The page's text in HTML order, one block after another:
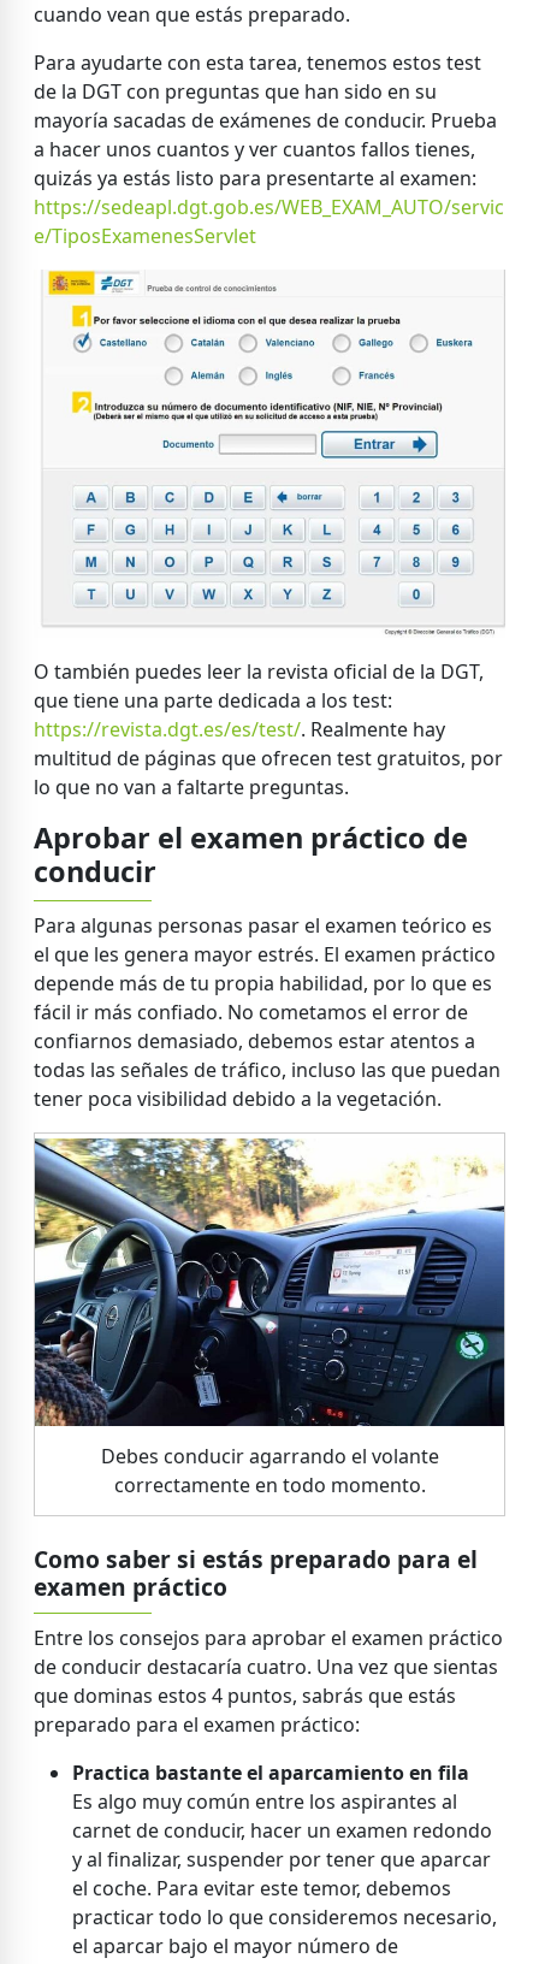
cuando vean que estás preparado.
Para ayudarte con esta tarea, tenemos estos test
de la DGT con preguntas que han sido en su
mayoría sacadas de exámenes de conducir. Prueba
a hacer unos cuantos y ver cuantos fallos tienes,
quizás ya estás listo para presentarte al examen:
https://sedeapl.dgt.gob.es/WEB_EXAM_AUTO/servic
e/TiposExamenesServlet
O también puedes leer la revista oficial de la DGT,
que tiene una parte dedicada a los test:
https://revista.dgt.es/es/test/. Realmente hay
multitud de páginas que ofrecen test gratuitos, por
lo que no van a faltarte preguntas.
Aprobar el examen práctico de
conducir
Para algunas personas pasar el examen teórico es
el que les genera mayor estrés. El examen práctico
depende más de tu propia habilidad, por lo que es
fácil ir más confiado. No cometamos el error de
confiarnos demasiado, debemos estar atentos a
todas las señales de tráfico, incluso las que puedan
tener poca visibilidad debido a la vegetación.
Debes conducir agarrando el volante
correctamente en todo momento.
Como saber si estás preparado para el
examen práctico
Entre los consejos para aprobar el examen práctico
de conducir destacaría cuatro. Una vez que sientas
que dominas estos 4 puntos, sabrás que estás
preparado para el examen práctico:
Practica bastante el aparcamiento en fila
Es algo muy común entre los aspirantes al
carnet de conducir, hacer un examen redondo
y al finalizar, suspender por tener que aparcar
el coche. Para evitar este temor, debemos
practicar todo lo que consideremos necesario,
el aparcar bajo el mayor número de